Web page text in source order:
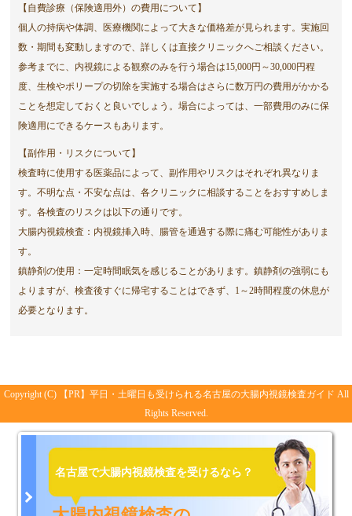
名古屋で大腸内視鏡検査を受けるなら？
【自費診療（保険適用外）の費用について】
個人の持病や体調、医療機関によって大きな価格差が見られます。実施回
数・期間も変動しますので、詳しくは直接クリニックへご相談ください。
参考までに、内視鏡による観察のみを行う場合は15,000円～30,000円程
度、生検やポリープの切除を実施する場合はさらに数万円の費用がかかる
ことを想定しておくと良いでしょう。場合によっては、一部費用のみに保
険適用にできるケースもあります。
【副作用・リスクについて】
検査時に使用する医薬品によって、副作用やリスクはそれぞれ異なりま
す。不明な点・不安な点は、各クリニックに相談することをおすすめしま
す。各検査のリスクは以下の通りです。
大腸内視鏡検査：内視鏡挿入時、腸管を通過する際に痛む可能性がありま
す。
鎮静剤の使用：一定時間眠気を感じることがあります。鎮静剤の強弱にも
よりますが、検査後すぐに帰宅することはできず、1～2時間程度の休息が
必要となります。
Copyright (C) 平日・土曜日も受けられる名古屋の大腸内視鏡検査ガイド All
Rights Reserved.